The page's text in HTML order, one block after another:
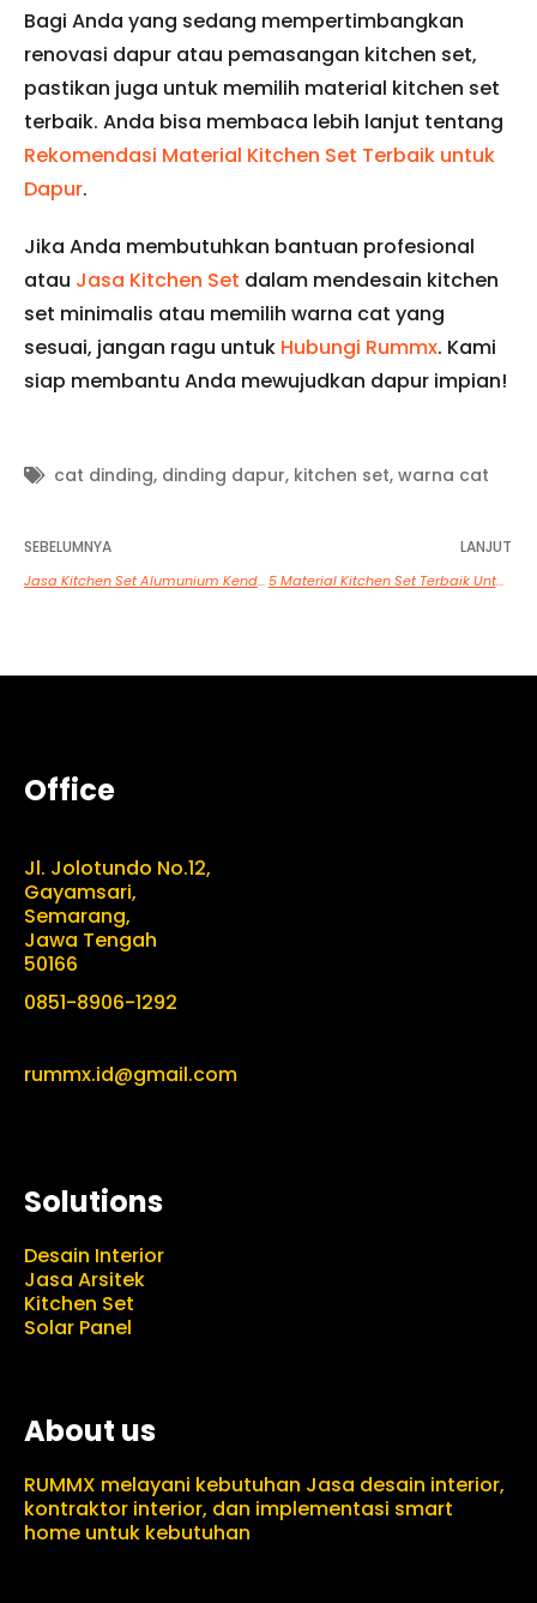
Bagi Anda yang sedang mempertimbangkan
renovasi dapur atau pemasangan kitchen set,
pastikan juga untuk memilih material kitchen set
terbaik. Anda bisa membaca lebih lanjut tentang
Rekomendasi Material Kitchen Set Terbaik untuk
Dapur.
Jika Anda membutuhkan bantuan profesional
atau Jasa Kitchen Set dalam mendesain kitchen
set minimalis atau memilih warna cat yang
sesuai, jangan ragu untuk Hubungi Rummx. Kami
siap membantu Anda mewujudkan dapur impian!
cat dinding, dinding dapur, kitchen set, warna cat
SEBELUMNYA
Jasa Kitchen Set Alumunium Kendal
LANJUT
5 Material Kitchen Set Terbaik Untuk Dapur Minimalis
Office
Jl. Jolotundo No.12,
Gayamsari,
Semarang,
Jawa Tengah
50166
0851-8906-1292
rummx.id@gmail.com
Solutions
Desain Interior
Jasa Arsitek
Kitchen Set
Solar Panel
About us
RUMMX melayani kebutuhan Jasa desain interior,
kontraktor interior, dan implementasi smart
home untuk kebutuhan